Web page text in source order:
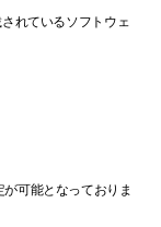
れているソフトウェ
可能となっておりま